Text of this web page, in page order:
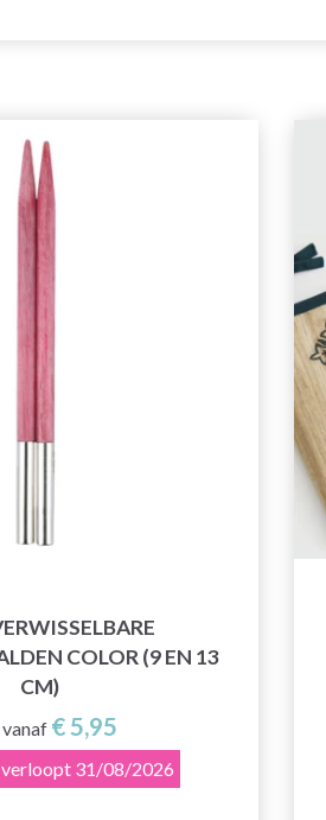
COLOR (9 EN 13
CM)
€ 5,95
31/08/2026